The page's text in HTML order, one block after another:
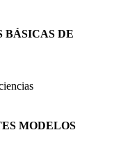
BÁSICAS DE
MODELOS